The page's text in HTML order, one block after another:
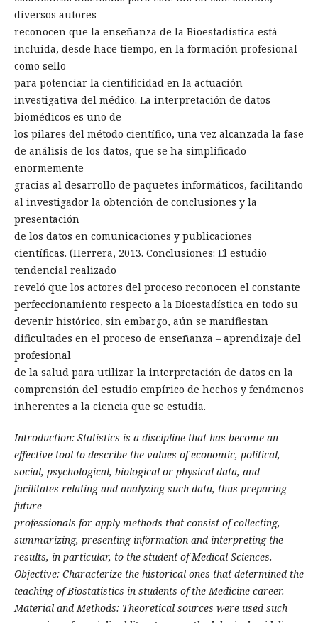
diversos autores
reconocen que la enseñanza de la Bioestadística está
incluida, desde hace tiempo, en la formación profesional
como sello
para potenciar la cientificidad en la actuación
investigativa del médico. La interpretación de datos
biomédicos es uno de
los pilares del método científico, una vez alcanzada la fase
de análisis de los datos, que se ha simplificado
enormemente
gracias al desarrollo de paquetes informáticos, facilitando
al investigador la obtención de conclusiones y la
presentación
de los datos en comunicaciones y publicaciones
científicas. (Herrera, 2013. Conclusiones: El estudio
tendencial realizado
reveló que los actores del proceso reconocen el constante
perfeccionamiento respecto a la Bioestadística en todo su
devenir histórico, sin embargo, aún se manifiestan
dificultades en el proceso de enseñanza – aprendizaje del
profesional
de la salud para utilizar la interpretación de datos en la
comprensión del estudio empírico de hechos y fenómenos
inherentes a la ciencia que se estudia.
Introduction: Statistics is a discipline that has become an
effective tool to describe the values of economic, political,
social, psychological, biological or physical data, and
facilitates relating and analyzing such data, thus preparing
future
professionals for apply methods that consist of collecting,
summarizing, presenting information and interpreting the
results, in particular, to the student of Medical Sciences.
Objective: Characterize the historical ones that determined the
teaching of Biostatistics in students of the Medicine career.
Material and Methods: Theoretical sources were used such